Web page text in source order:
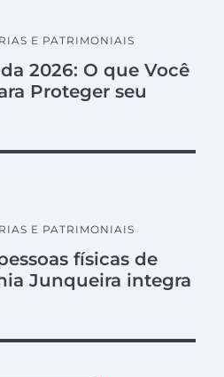
E PATRIMONIAIS
2026: O que Você
Proteger seu
E PATRIMONIAIS
físicas de
Junqueira integra